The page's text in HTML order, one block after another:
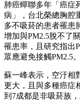
肺癌蟬聯多年「癌症
病」，台北榮總胸腔
多不吸菸的患者罹患
增加與PM2.5脫不了
罹患率，且研究指出
眾應避免接觸PM2.5。
蘇一峰表示，空汙相
更大，且與多種癌症
到7成都是非吸菸族